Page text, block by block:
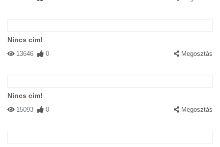
Nincs cím!
13646 0 Megosztás
Nincs cím!
15093 0 Megosztás